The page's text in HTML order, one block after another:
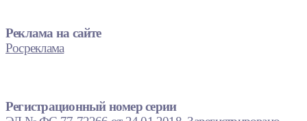
Реклама на сайте
Росреклама
Регистрационный номер серии